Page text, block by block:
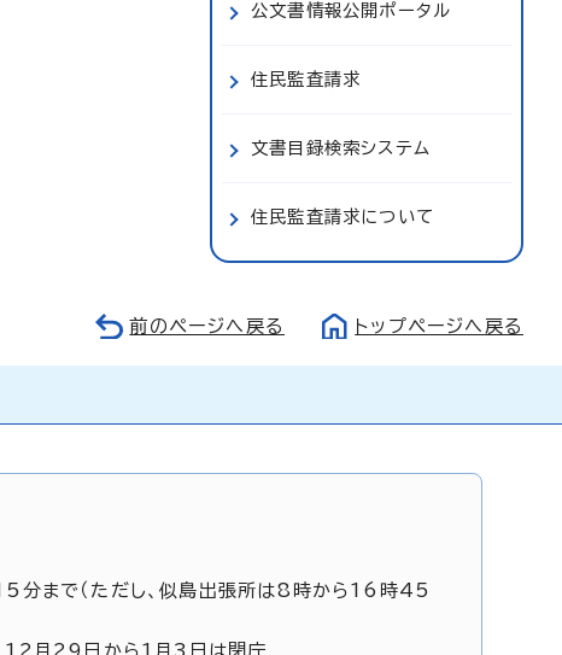
公文書情報公開ポータル
住民監査請求
文書目録検索システム
住民監査請求について
前のページへ戻る トップページへ戻る
まで（ただし、似島出張所は8時から16時45
12月29日から1月3日は閉庁